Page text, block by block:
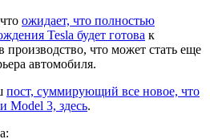
ожидает, что полностью
Tesla будет готова к
производство, что может стать еще
автомобиля.
пост, суммирующий все новое, что
Model 3, здесь.